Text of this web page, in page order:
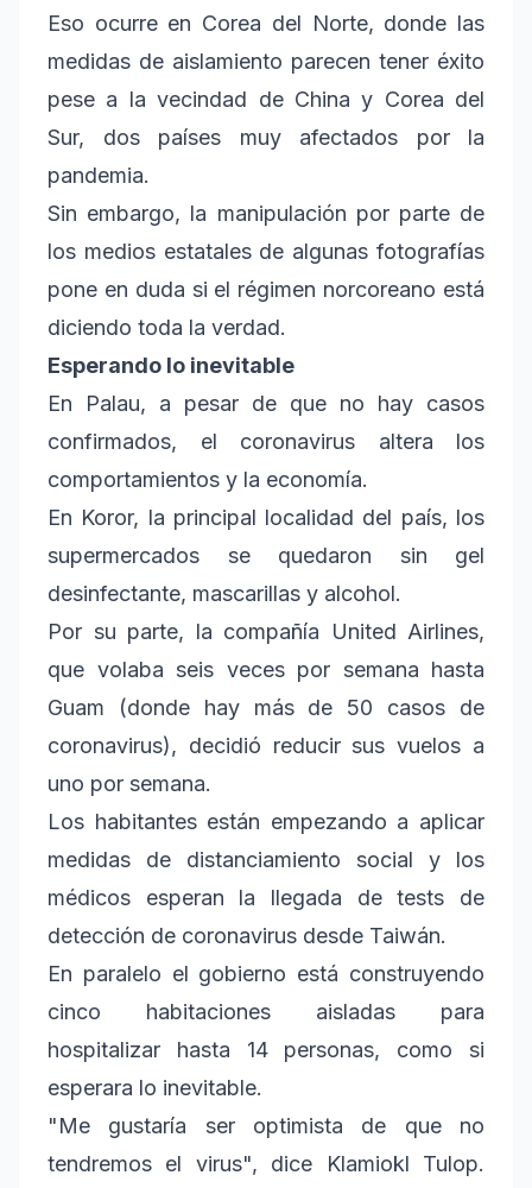
Eso ocurre en Corea del Norte, donde las
medidas de aislamiento parecen tener éxito
pese a la vecindad de China y Corea del
Sur, dos países muy afectados por la
pandemia.
Sin embargo, la manipulación por parte de
los medios estatales de algunas fotografías
pone en duda si el régimen norcoreano está
diciendo toda la verdad.
Esperando lo inevitable
En Palau, a pesar de que no hay casos
confirmados, el coronavirus altera los
comportamientos y la economía.
En Koror, la principal localidad del país, los
supermercados se quedaron sin gel
desinfectante, mascarillas y alcohol.
Por su parte, la compañía United Airlines,
que volaba seis veces por semana hasta
Guam (donde hay más de 50 casos de
coronavirus), decidió reducir sus vuelos a
uno por semana.
Los habitantes están empezando a aplicar
medidas de distanciamiento social y los
médicos esperan la llegada de tests de
detección de coronavirus desde Taiwán.
En paralelo el gobierno está construyendo
cinco habitaciones aisladas para
hospitalizar hasta 14 personas, como si
esperara lo inevitable.
"Me gustaría ser optimista de que no
tendremos el virus", dice Klamiokl Tulop.